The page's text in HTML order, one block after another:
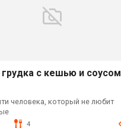
грудка с кешью и соусом
человека, который не любит
4